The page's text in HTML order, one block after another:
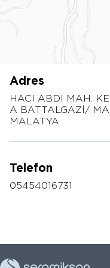
Adres
HACI ABDİ MAH.
A BATTALGAZİ/
MALATYA
Telefon
05454016731